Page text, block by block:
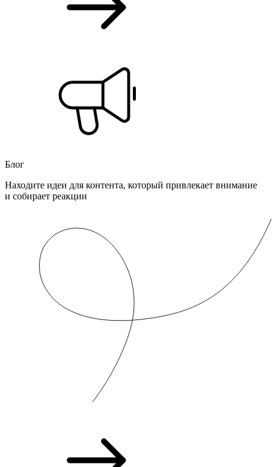
Блог
Находите идеи для контента, который привлекает внимание
и собирает реакции